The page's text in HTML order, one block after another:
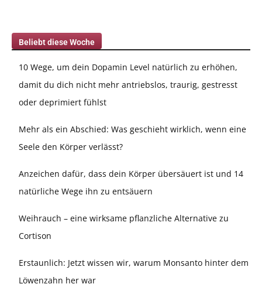
Beliebt diese Woche
10 Wege, um dein Dopamin Level natürlich zu erhöhen,
damit du dich nicht mehr antriebslos, traurig, gestresst
oder deprimiert fühlst
Mehr als ein Abschied: Was geschieht wirklich, wenn eine
Seele den Körper verlässt?
Anzeichen dafür, dass dein Körper übersäuert ist und 14
natürliche Wege ihn zu entsäuern
Weihrauch – eine wirksame pflanzliche Alternative zu
Cortison
Erstaunlich: Jetzt wissen wir, warum Monsanto hinter dem
Löwenzahn her war